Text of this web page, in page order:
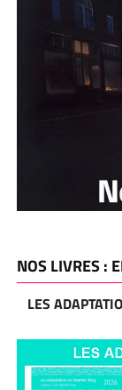
NOS LIVRES :
LES